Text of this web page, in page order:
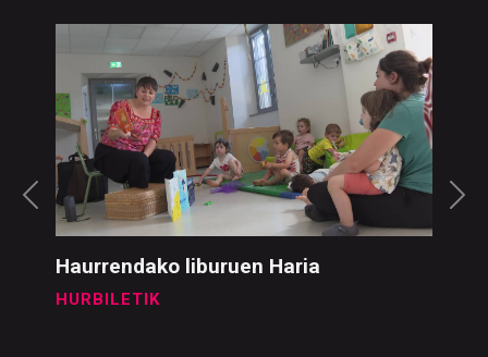
Haurrendako liburuen Haria
HURBILETIK